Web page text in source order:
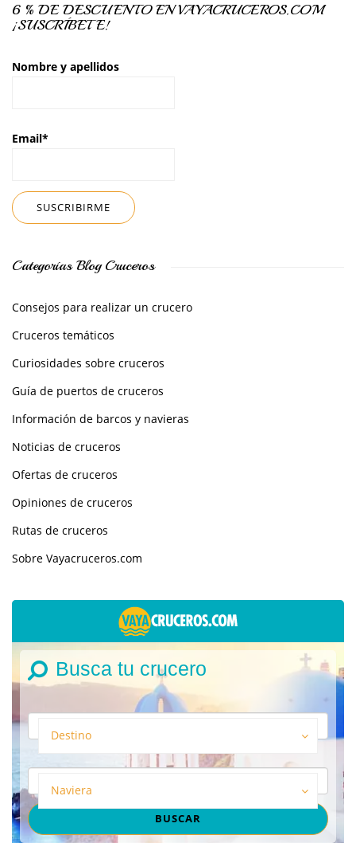
6 % DE DESCUENTO EN VAYACRUCEROS.COM
¡SUSCRÍBETE!
Nombre y apellidos
Email*
Categorías Blog Cruceros
Consejos para realizar un crucero
Cruceros temáticos
Curiosidades sobre cruceros
Guía de puertos de cruceros
Información de barcos y navieras
Noticias de cruceros
Ofertas de cruceros
Opiniones de cruceros
Rutas de cruceros
Sobre Vayacruceros.com
Busca tu crucero
Destino
Naviera